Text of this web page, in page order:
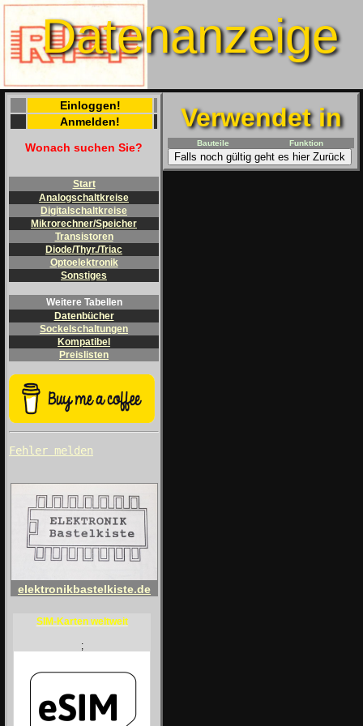
Datenanzeige
Einloggen!
Anmelden!
Wonach suchen Sie?
Start
Analogschaltkreise
Digitalschaltkreise
Mikrorechner/Speicher
Transistoren
Diode/Thyr./Triac
Optoelektronik
Sonstiges
Weitere Tabellen
Datenbücher
Sockelschaltungen
Kompatibel
Preislisten
Fehler melden
elektronikbastelkiste.de
SIM-Karten weltweit
;
Verwendet in
Bauteile Funktion
Falls noch gültig geht es hier Zurück